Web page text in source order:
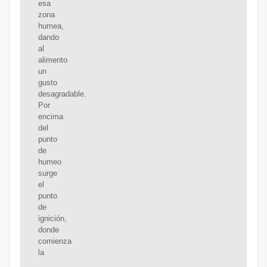
esa
zona
humea,
dando
al
alimento
un
gusto
desagradable.
Por
encima
del
punto
de
humeo
surge
el
punto
de
ignición,
donde
comienza
la